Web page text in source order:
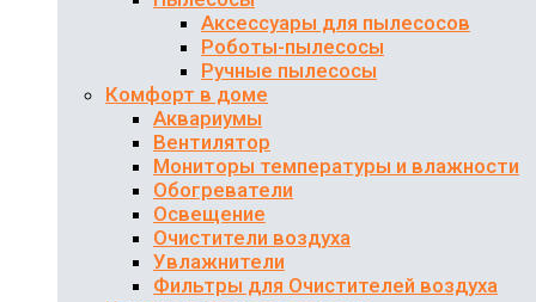
Аксессуары для пылесосов
Роботы-пылесосы
Ручные пылесосы
Комфорт в доме
Аквариумы
Вентилятор
Мониторы температуры и влажности
Обогреватели
Освещение
Очистители воздуха
Увлажнители
Фильтры для Очистителей воздуха